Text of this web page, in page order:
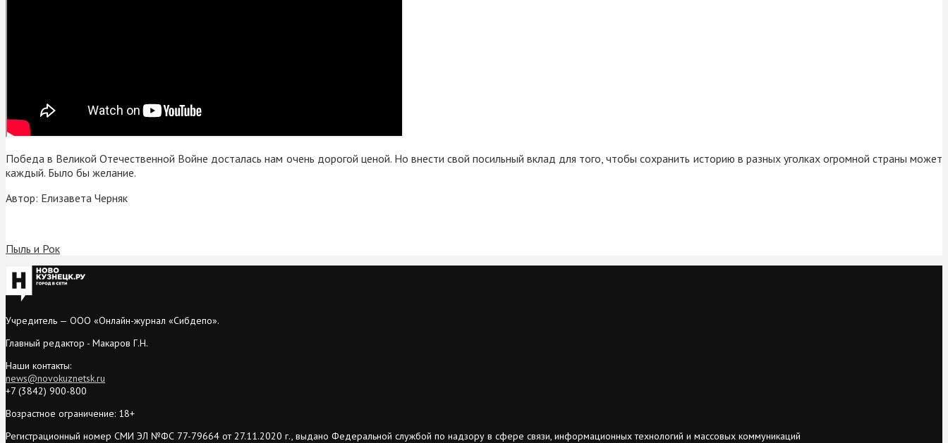
Победа в Великой Отечественной Войне досталась нам очень дорогой ценой. Но внести свой посильный вклад для того, чтобы сохранить историю в разных уголках огромной страны может
каждый. Было бы желание.
Автор: Елизавета Черняк
Пыль и Рок
Учредитель — ООО «Онлайн-журнал «Сибдепо».
Главный редактор - Макаров Г.Н.
Наши контакты:
news@novokuznetsk.ru
+7 (3842) 900-800
Возрастное ограничение: 18+
Регистрационный номер СМИ ЭЛ №ФС 77-79664 от 27.11.2020 г., выдано Федеральной службой по надзору в сфере связи, информационных технологий и массовых коммуникаций